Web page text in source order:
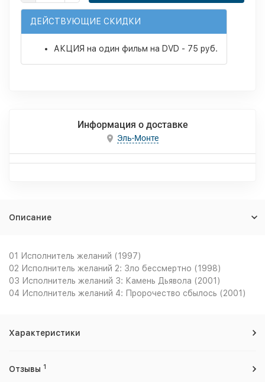
ДЕЙСТВУЮЩИЕ СКИДКИ
АКЦИЯ на один фильм на DVD - 75 руб.
Информация о доставке
Эль-Монте
Описание
01 Исполнитель желаний (1997)
02 Исполнитель желаний 2: Зло бессмертно (1998)
03 Исполнитель желаний 3: Камень Дьявола (2001)
04 Исполнитель желаний 4: Пророчество сбылось (2001)
Характеристики
Отзывы 1